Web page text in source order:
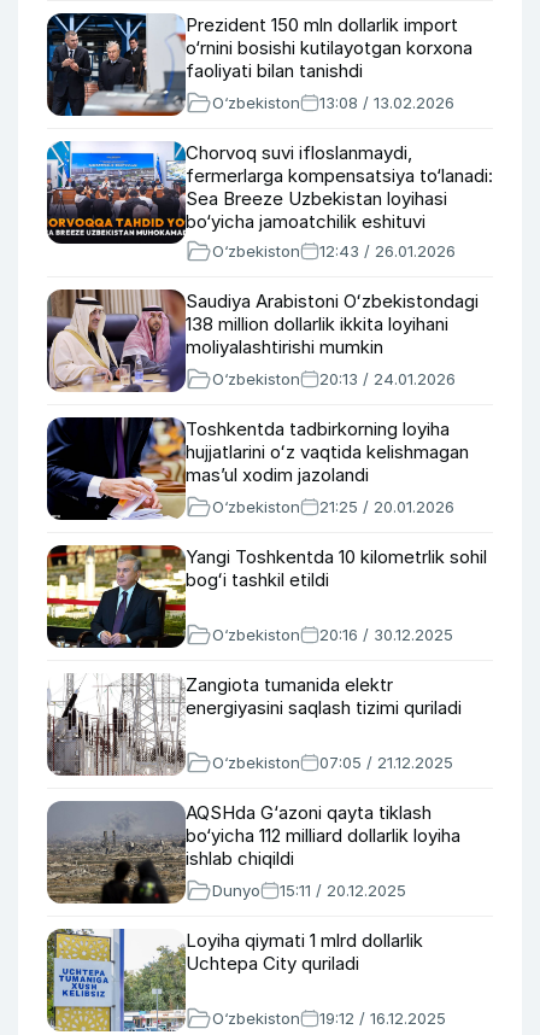
Prezident 150 mln dollarlik import
o‘rnini bosishi kutilayotgan korxona
faoliyati bilan tanishdi
O‘zbekiston 13:08 / 13.02.2026
Chorvoq suvi ifloslanmaydi,
fermerlarga kompensatsiya to‘lanadi:
Sea Breeze Uzbekistan loyihasi
bo‘yicha jamoatchilik eshituvi
o‘tkazildi
O‘zbekiston 12:43 / 26.01.2026
Saudiya Arabistoni Oʻzbekistondagi
138 million dollarlik ikkita loyihani
moliyalashtirishi mumkin
O‘zbekiston 20:13 / 24.01.2026
Toshkentda tadbirkorning loyiha
hujjatlarini oʻz vaqtida kelishmagan
masʼul xodim jazolandi
O‘zbekiston 21:25 / 20.01.2026
Yangi Toshkentda 10 kilometrlik sohil
bogʻi tashkil etildi
O‘zbekiston 20:16 / 30.12.2025
Zangiota tumanida elektr
energiyasini saqlash tizimi quriladi
O‘zbekiston 07:05 / 21.12.2025
AQSHda G‘azoni qayta tiklash
bo‘yicha 112 milliard dollarlik loyiha
ishlab chiqildi
Dunyo 15:11 / 20.12.2025
Loyiha qiymati 1 mlrd dollarlik
Uchtepa City quriladi
O‘zbekiston 19:12 / 16.12.2025